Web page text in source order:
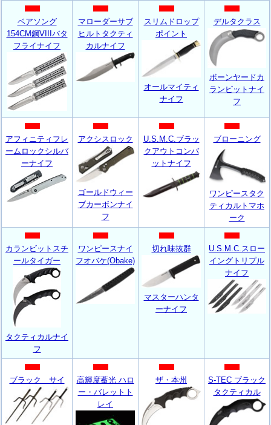
ベアソング
154CM鋼VIIIバタ
フライナイフ
マローダーサブ
ヒルトタクティ
カルナイフ
スリムドロップ
ポイント
オールマイティ
ナイフ
デルタクラス
ボーンヤードカ
ランビットナイ
フ
アフィニティフレ
ームロックシルバ
ーナイフ
アクシスロック
ゴールドウィー
ブカーボンナイ
フ
U.S.M.C.ブラッ
クアウトコンバ
ットナイフ
ブローニング
ワンピースタク
ティカルトマホ
ーク
カランビットスチ
ールタイガー
タクティカルナイ
フ
ワンピースナイ
フオバケ(Obake)
切れ味抜群
マスターハンタ
ーナイフ
U.S.M.C.スロー
イングトリプル
ナイフ
ブラック サイ
高輝度蓄光 ハロ
ー・バレットト
レイ
ザ・本州
S-TEC ブラック
タクティカル